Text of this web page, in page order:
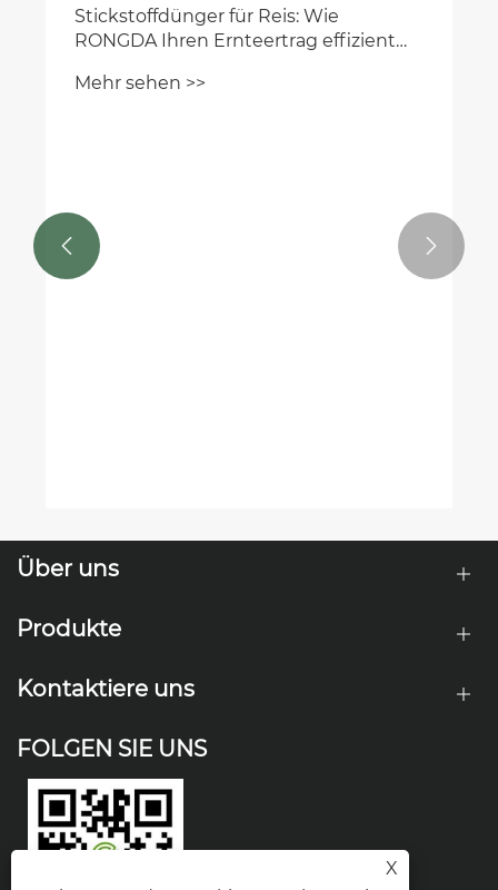
Stickstoffdünger für Reis: Wie
RONGDA Ihren Ernteertrag effizient
Mehr sehen >>
 
Über uns
Produkte
Kontaktiere uns
FOLGEN SIE UNS
X